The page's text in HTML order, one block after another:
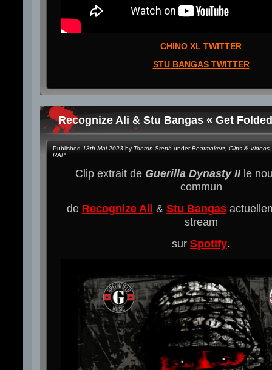
CHINO XL TWITTER
STU BANGAS TWITTER
Recognize Ali & Stu Bangas « Get
Published 13th Mai 2023 by Tonton Steph underBeatmakerz Clips & Videos
RAP
Clip extrait de Guerilla Dynasty IIle
commun
de Recognize Ali & Stu Bangas
stream
sur Spotify.